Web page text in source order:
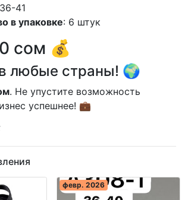
41
в упаковке: 6 штук
сом 💰
любые страны! 🌍
. Не упустите возможность
успешнее! 💼
февр. 2026